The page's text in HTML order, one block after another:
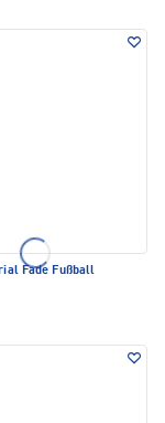
Fade Fußball